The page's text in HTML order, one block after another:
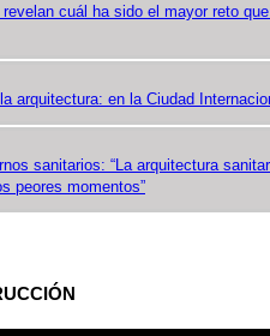
cuál ha sido el mayor reto
arquitectura: en la Ciudad
sanitarios: “La arquitectura
peores momentos”